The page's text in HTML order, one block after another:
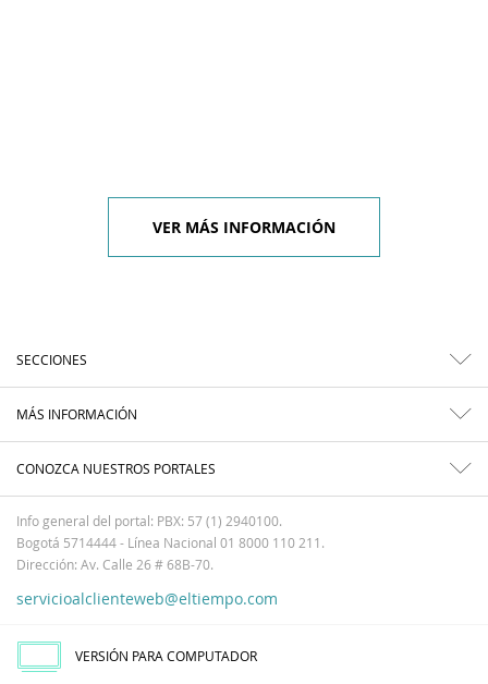
VER MÁS INFORMACIÓN
SECCIONES
MÁS INFORMACIÓN
CONOZCA NUESTROS PORTALES
Info general del portal: PBX: 57 (1) 2940100.
Bogotá 5714444 - Línea Nacional 01 8000 110 211.
Dirección: Av. Calle 26 # 68B-70.
servicioalclienteweb@eltiempo.com
VERSIÓN PARA COMPUTADOR